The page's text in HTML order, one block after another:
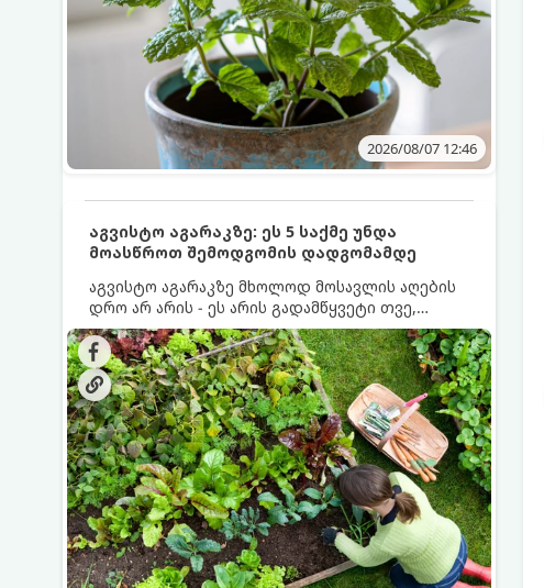
2026/08/07 12:46
აგვისტო აგარაკზე: ეს 5 საქმე უნდა
მოასწროთ შემოდგომის დადგომამდე
აგვისტო აგარაკზე მხოლოდ მოსავლის აღების
დრო არ არის - ეს არის გადამწყვეტი თვე,
როდესაც საფუძველი ეყრება მომავალი წლის
მოსავალს და ბაღი მზადდება შემოდგომა-
ზამთრის სეზონისთვის. იმისათვის, რომ
ნიადაგმა ენერგია აღიდგინოს, ხოლო
მცენარეებმა ზამთარს გაუძლონ, აგვისტოს
ბოლომდე 5 მნიშვნელოვანი საქმის გაკეთება
უნდა მოასწროთ: